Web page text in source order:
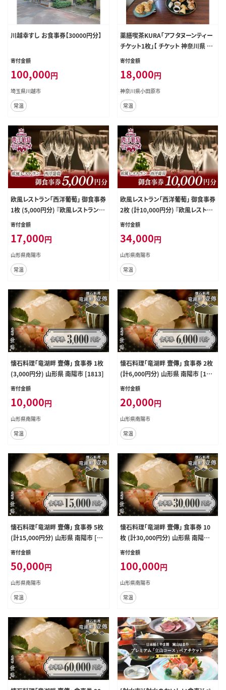
川越幸すし お食事券【30000円分】
寄付金額
100,000円
埼玉県川越市
常温
薬膳喫茶KURA「アフタヌーンティー
チケット1枚」【 チケット 神奈川県 小
田原市 】
寄付金額
18,000円
神奈川県小田原市
常温
欧風レストラン「西洋葡萄」 御食事券
1枚 (5,000円分) 『欧風レストラン
西洋葡萄』 山形県 南陽市 [546]
寄付金額
17,000円
山形県南陽市
常温
欧風レストラン「西洋葡萄」 御食事券
2枚 (計10,000円分) 『欧風レストラ
ン 西洋葡萄』 山形県 南陽市 [960]
寄付金額
34,000円
山形県南陽市
常温
懐石料理「竜湖畔 壹傳」 食事券 1枚
(3,000円分) 山形県 南陽市 [1813]
寄付金額
10,000円
山形県南陽市
常温
懐石料理「竜湖畔 壹傳」 食事券 2枚
(計6,000円分) 山形県 南陽市 [181
4]
寄付金額
20,000円
山形県南陽市
常温
懐石料理「竜湖畔 壹傳」 食事券 5枚
(計15,000円分) 山形県 南陽市 [18
15]
寄付金額
50,000円
山形県南陽市
常温
懐石料理「竜湖畔 壹傳」 食事券 10
枚 (計30,000円分) 山形県 南陽市
[1816]
寄付金額
100,000円
山形県南陽市
常温